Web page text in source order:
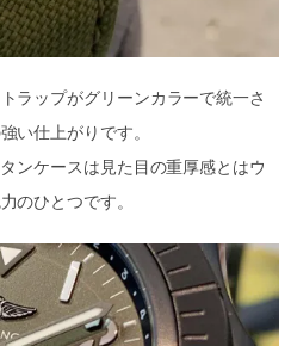
ラップがグリーンカラーで統一さ
い仕上がりです。
ンケースは見た目の重厚感とはウ
のひとつです。